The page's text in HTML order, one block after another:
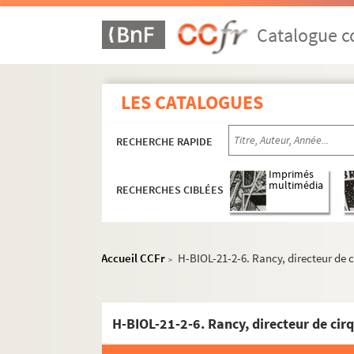
Catalogue
LES CATALOGUES
RECHERCHE RAPIDE
RECHERCHES CIBLÉES
Imprimés
multimédia
Accueil CCFr > H-BIOL-21-2-6. Rancy, directeur de
H-BIOL-21-2-6. Rancy, directeur de
H-BIOL. Biographies de personnages lillois
H-BIOL-1. Acheray à Benvignat
H-BIOL-3. Boucq à Cardon
H-BIOL-5. Collin à Darcy
H-BIOL-6. D'Assignies à D'Hondt